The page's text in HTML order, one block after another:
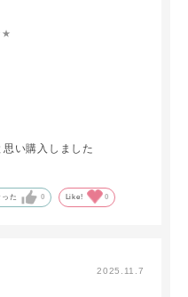
い購入しました
た 0 Like! 0
2025.11.7